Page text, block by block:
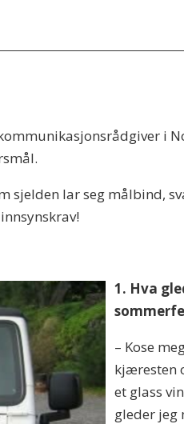
i
sjelden lar seg målbind,
1. Hva
– Kose
kjæresten
et glass
gleder jeg